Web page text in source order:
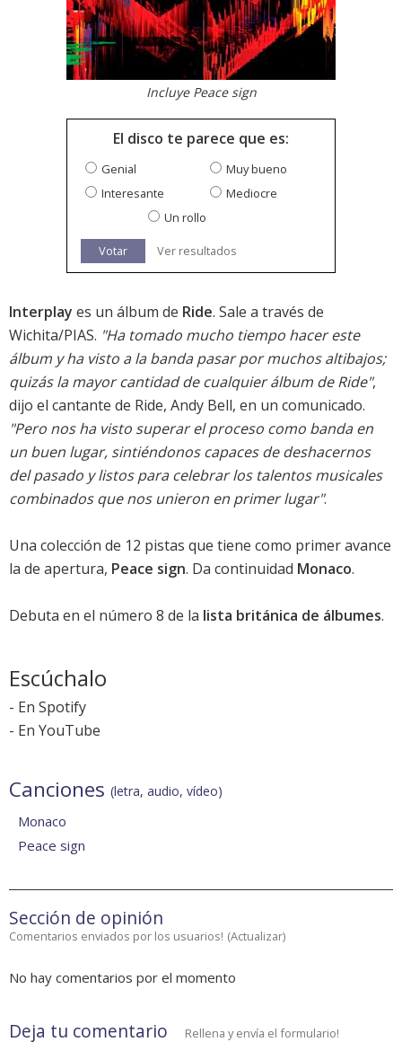
Incluye Peace sign
El disco te parece que es:
Genial
Muy bueno
Interesante
Mediocre
Un rollo
Votar Ver resultados
Interplay es un álbum de Ride. Sale a través de
Wichita/PIAS. "Ha tomado mucho tiempo hacer este
álbum y ha visto a la banda pasar por muchos altibajos;
quizás la mayor cantidad de cualquier álbum de Ride",
dijo el cantante de Ride, Andy Bell, en un comunicado.
"Pero nos ha visto superar el proceso como banda en
un buen lugar, sintiéndonos capaces de deshacernos
del pasado y listos para celebrar los talentos musicales
combinados que nos unieron en primer lugar".
Una colección de 12 pistas que tiene como primer avance
la de apertura, Peace sign. Da continuidad Monaco.
Debuta en el número 8 de la lista británica de álbumes.
Escúchalo
- En Spotify
- En YouTube
Canciones (letra, audio, vídeo)
Monaco
Peace sign
Sección de opinión
Comentarios enviados por los usuarios! (Actualizar)
No hay comentarios por el momento
Deja tu comentario Rellena y envía el formulario!